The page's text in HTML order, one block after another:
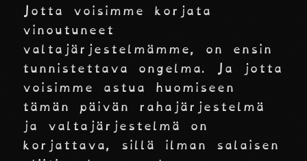
Jotta voisimme korjata
vinoutuneet
valtajärjestelmämme, on ensin
tunnistettava ongelma. Ja jotta
voisimme astua huomiseen
tämän päivän rahajärjestelmä
ja valtajärjestelmä on
korjattava, sillä ilman salaisen